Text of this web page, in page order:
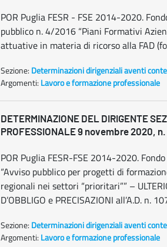
POR Puglia FESR - FSE 2014-2020.
pubblico n. 4/2016 “Piani Formativi
attuative in materia di ricorso alla FAD
Sezione: Determinazioni dirigenziali aventi
Argomenti: Lavoro e formazione professionale
DETERMINAZIONE DEL DIRIGENTE
PROFESSIONALE 9 novembre 2020, n.
POR Puglia FESR-FSE 2014-2020.
“Avviso pubblico per progetti di
regionali nei settori “prioritari”” –
D’OBBLIGO e PRECISAZIONI all’A.D. n.
Sezione: Determinazioni dirigenziali aventi
Argomenti: Lavoro e formazione professionale